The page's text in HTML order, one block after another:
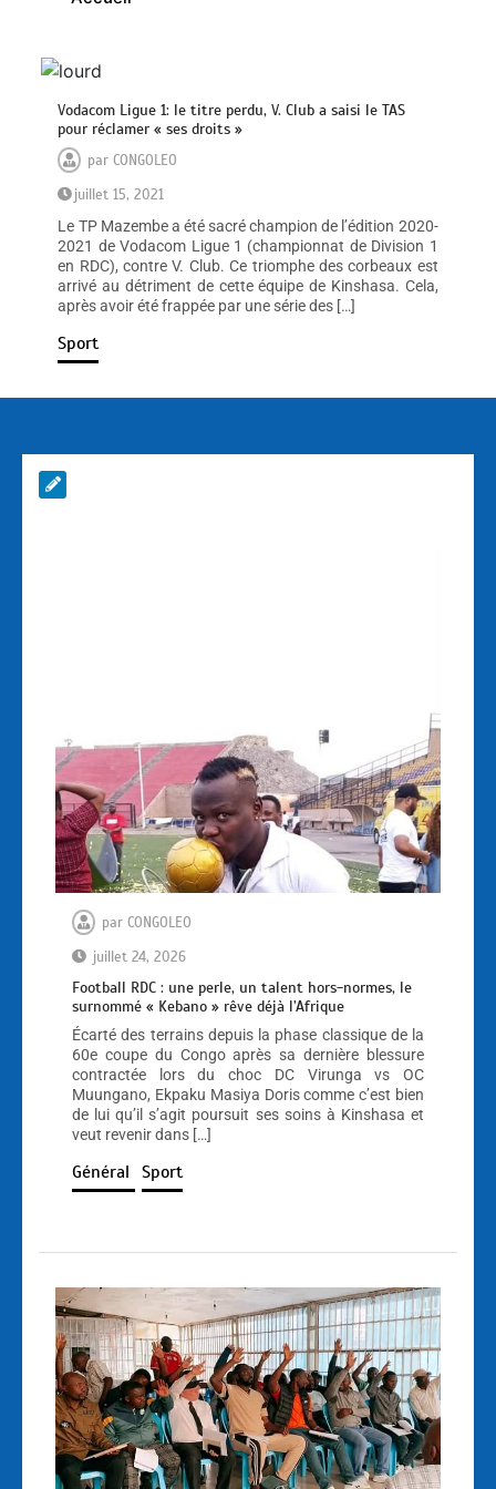
Vodacom Ligue 1: le titre perdu, V. Club a saisi le TAS
pour réclamer « ses droits »
parCONGOLEO
juillet 15, 2021
Le TP Mazembe a été sacré champion de l’édition 2020-
2021 de Vodacom Ligue 1 (championnat de Division 1
en RDC), contre V. Club. Ce triomphe des corbeaux est
arrivé au détriment de cette équipe de Kinshasa. Cela,
après avoir été frappée par une série des […]
Sport
par CONGOLEO
juillet 24, 2026
Football RDC : une perle, un talent hors-normes, le
surnommé « Kebano » rêve déjà l’Afrique
Écarté des terrains depuis la phase classique de la
60e coupe du Congo après sa dernière blessure
contractée lors du choc DC Virunga vs OC
Muungano, Ekpaku Masiya Doris comme c’est bien
de lui qu’il s’agit poursuit ses soins à Kinshasa et
veut revenir dans […]
Général Sport